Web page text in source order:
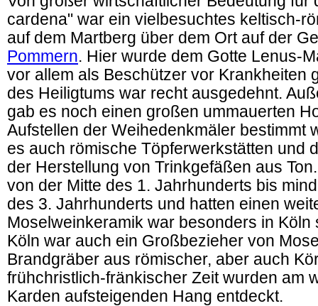
cardena" war ein vielbesuchtes keltisch-
auf dem Martberg über dem Ort auf der
Pommern. Hier wurde dem Gotte Lenus-
vor allem als Beschützer vor Krankheiten
des Heiligtums war recht ausgedehnt.
gab es noch einen großen ummauerten
Aufstellen der Weihedenkmäler bestimmt
es auch römische Töpferwerkstätten und
der Herstellung von Trinkgefäßen aus
von der Mitte des 1. Jahrhunderts bis
des 3. Jahrhunderts und hatten einen
Moselweinkeramik war besonders in Köln
Köln war auch ein Großbezieher von
Brandgräber aus römischer, aber auch
frühchristlich-fränkischer Zeit wurden am
Karden aufsteigenden Hang entdeckt.